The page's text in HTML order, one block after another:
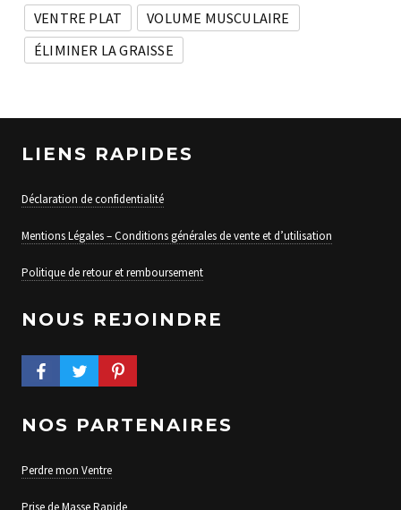
VENTRE PLAT
VOLUME MUSCULAIRE
ÉLIMINER LA GRAISSE
LIENS RAPIDES
Déclaration de confidentialité
Mentions Légales – Conditions générales de vente et d’utilisation
Politique de retour et remboursement
NOUS REJOINDRE
FACEBOOK PROFILE
TWITTER PROFILEPINTEREST PROFILE
NOS PARTENAIRES
Perdre mon Ventre
Prise de Masse Rapide